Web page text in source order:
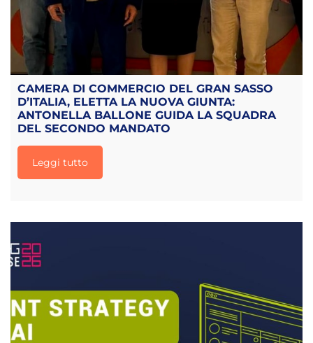
CAMERA DI COMMERCIO DEL GRAN SASSO
D’ITALIA, ELETTA LA NUOVA GIUNTA:
ANTONELLA BALLONE GUIDA LA SQUADRA
DEL SECONDO MANDATO
Leggi tutto